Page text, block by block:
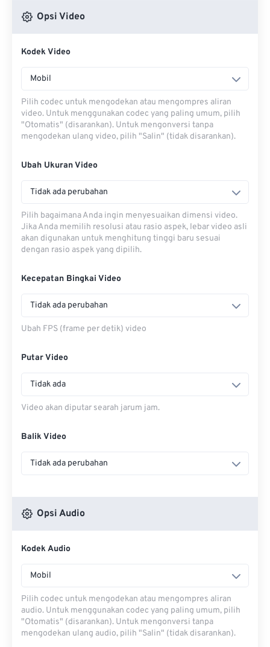
Opsi Video
Kodek Video
Mobil
Pilih codec untuk mengodekan atau mengompres aliran
video. Untuk menggunakan codec yang paling umum, pilih
"Otomatis" (disarankan). Untuk mengonversi tanpa
mengodekan ulang video, pilih "Salin" (tidak disarankan).
Ubah Ukuran Video
Tidak ada perubahan
Pilih bagaimana Anda ingin menyesuaikan dimensi video.
Jika Anda memilih resolusi atau rasio aspek, lebar video asli
akan digunakan untuk menghitung tinggi baru sesuai
dengan rasio aspek yang dipilih.
Kecepatan Bingkai Video
Tidak ada perubahan
Ubah FPS (frame per detik) video
Putar Video
Tidak ada
Video akan diputar searah jarum jam.
Balik Video
Tidak ada perubahan
Opsi Audio
Kodek Audio
Mobil
Pilih codec untuk mengodekan atau mengompres aliran
audio. Untuk menggunakan codec yang paling umum, pilih
"Otomatis" (disarankan). Untuk mengonversi tanpa
mengodekan ulang audio, pilih "Salin" (tidak disarankan).